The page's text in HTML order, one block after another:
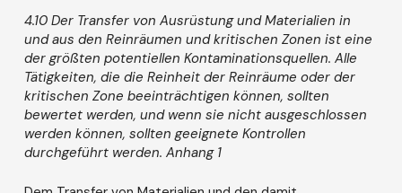
4.10 Der Transfer von Ausrüstung und Materialien in
und aus den Reinräumen und kritischen Zonen ist eine
der größten potentiellen Kontaminationsquellen. Alle
Tätigkeiten, die die Reinheit der Reinräume oder der
kritischen Zone beeinträchtigen können, sollten
bewertet werden, und wenn sie nicht ausgeschlossen
werden können, sollten geeignete Kontrollen
durchgeführt werden. Anhang 1